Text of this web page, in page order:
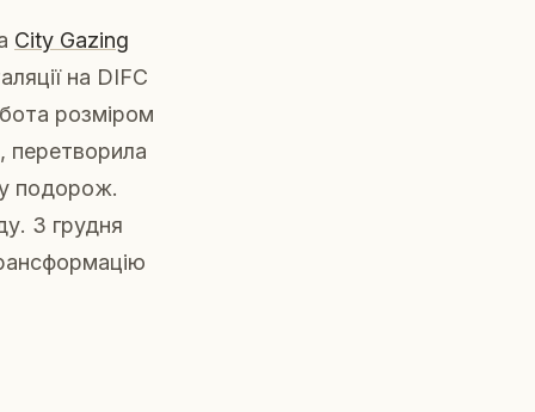
City Gazing
на DIFC
розміром
перетворила
подорож.
З грудня